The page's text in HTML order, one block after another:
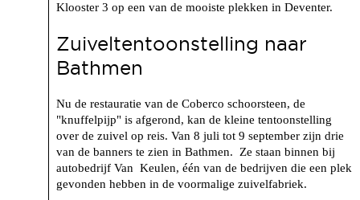
Klooster 3 op een van de mooiste plekken in Deventer.
Zuiveltentoonstelling naar
Bathmen
Nu de restauratie van de Coberco schoorsteen, de
"knuffelpijp" is afgerond, kan de kleine tentoonstelling
over de zuivel op reis. Van 8 juli tot 9 september zijn drie
van de banners te zien in Bathmen. Ze staan binnen bij
autobedrijf Van Keulen, één van de bedrijven die een plek
gevonden hebben in de voormalige zuivelfabriek.